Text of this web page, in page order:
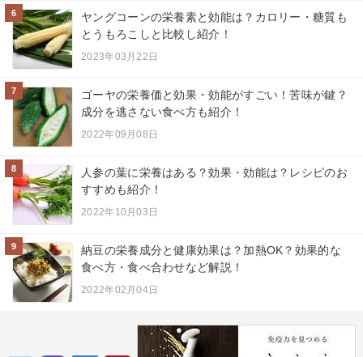
6
ヤングコーンの栄養素と効能は？カロリー・糖質も
とうもろこしと比較し紹介！
2023年03月22日
7
ゴーヤの栄養価と効果・効能がすごい！苦味が鍵？
成分を逃さない食べ方も紹介！
2022年09月08日
8
人参の葉に栄養はある？効果・効能は？レシピのお
すすめも紹介！
2022年10月03日
9
納豆の栄養成分と健康効果は？加熱OK？効果的な
食べ方・食べ合わせなど解説！
2022年02月04日